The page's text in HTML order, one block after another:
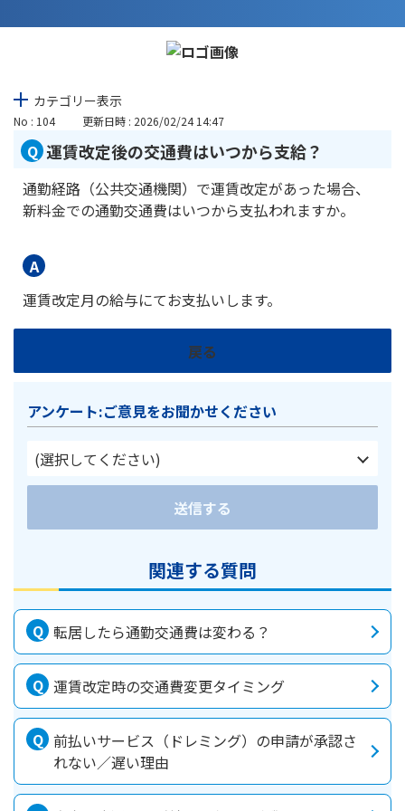
カテゴリー表示
No : 104 更新日時 : 2026/02/24 14:47
運賃改定後の交通費はいつから支給？
通勤経路（公共交通機関）で運賃改定があった場合、
新料金での通勤交通費はいつから支払われますか。
運賃改定月の給与にてお支払いします。
戻る
アンケート:ご意見をお聞かせください
(選択してください)
送信する
関連する質問
転居したら通勤交通費は変わる？
運賃改定時の交通費変更タイミング
前払いサービス（ドレミング）の申請が承認さ
れない／遅い理由